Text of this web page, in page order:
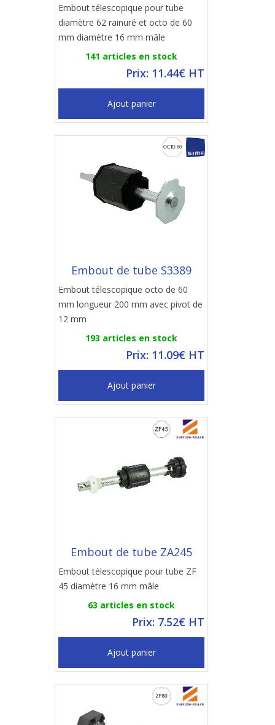
Embout télescopique pour tube
diamètre 62 rainuré et octo de 60
mm diamètre 16 mm mâle
141 articles en stock
Prix: 11.44€ HT
Ajout panier
Embout de tube S3389
Embout télescopique octo de 60
mm longueur 200 mm avec pivot de
12 mm
193 articles en stock
Prix: 11.09€ HT
Ajout panier
Embout de tube ZA245
Embout télescopique pour tube ZF
45 diamètre 16 mm mâle
63 articles en stock
Prix: 7.52€ HT
Ajout panier